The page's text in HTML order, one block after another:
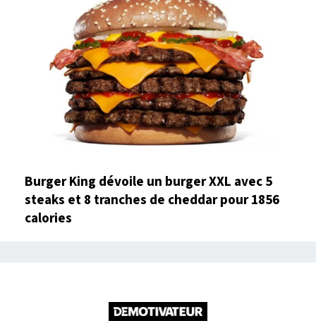
Burger King dévoile un burger XXL avec 5
steaks et 8 tranches de cheddar pour 1856
calories